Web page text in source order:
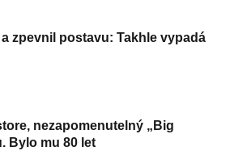
zpevnil postavu: Takhle vypadá
nezapomenutelný „Big
Bylo mu 80 let